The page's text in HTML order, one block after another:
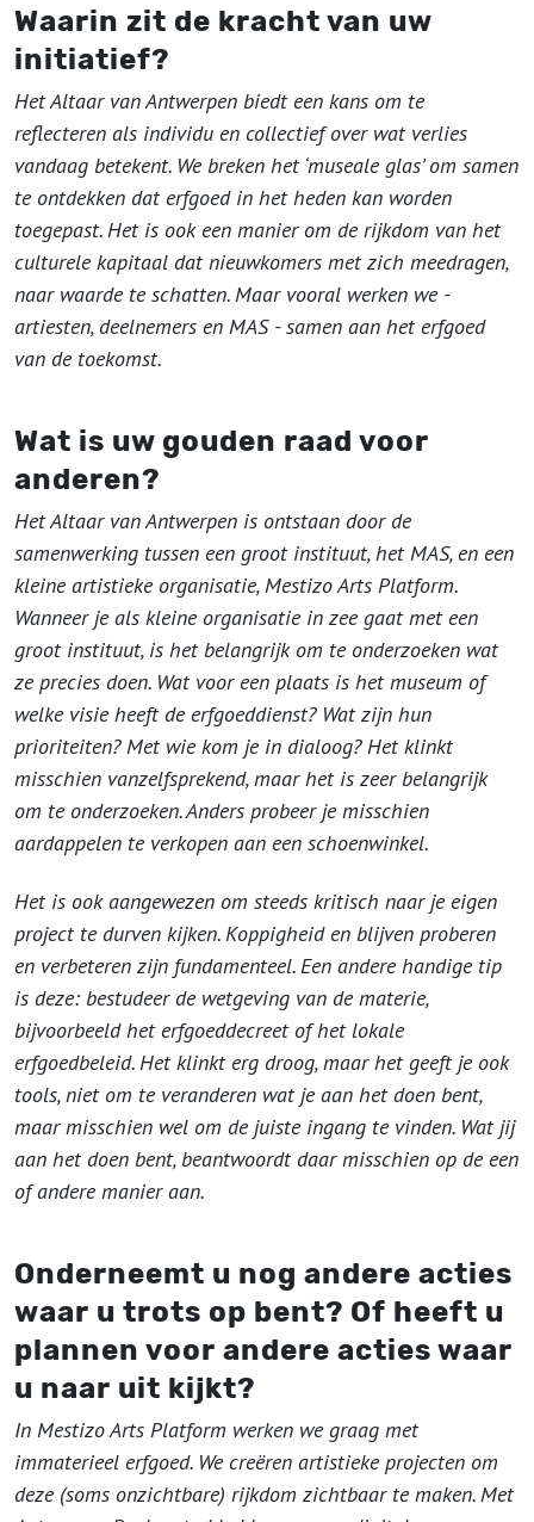
Waarin zit de kracht van uw
initiatief?
Het Altaar van Antwerpen biedt een kans om te
reflecteren als individu en collectief over wat verlies
vandaag betekent. We breken het ‘museale glas’ om samen
te ontdekken dat erfgoed in het heden kan worden
toegepast. Het is ook een manier om de rijkdom van het
culturele kapitaal dat nieuwkomers met zich meedragen,
naar waarde te schatten. Maar vooral werken we -
artiesten, deelnemers en MAS - samen aan het erfgoed
van de toekomst.
Wat is uw gouden raad voor
anderen?
Het Altaar van Antwerpen is ontstaan door de
samenwerking tussen een groot instituut, het MAS, en een
kleine artistieke organisatie, Mestizo Arts Platform.
Wanneer je als kleine organisatie in zee gaat met een
groot instituut, is het belangrijk om te onderzoeken wat
ze precies doen. Wat voor een plaats is het museum of
welke visie heeft de erfgoeddienst? Wat zijn hun
prioriteiten? Met wie kom je in dialoog? Het klinkt
misschien vanzelfsprekend, maar het is zeer belangrijk
om te onderzoeken. Anders probeer je misschien
aardappelen te verkopen aan een schoenwinkel.
Het is ook aangewezen om steeds kritisch naar je eigen
project te durven kijken. Koppigheid en blijven proberen
en verbeteren zijn fundamenteel. Een andere handige tip
is deze: bestudeer de wetgeving van de materie,
bijvoorbeeld het erfgoeddecreet of het lokale
erfgoedbeleid. Het klinkt erg droog, maar het geeft je ook
tools, niet om te veranderen wat je aan het doen bent,
maar misschien wel om de juiste ingang te vinden. Wat jij
aan het doen bent, beantwoordt daar misschien op de een
of andere manier aan.
Onderneemt u nog andere acties
waar u trots op bent? Of heeft u
plannen voor andere acties waar
u naar uit kijkt?
In Mestizo Arts Platform werken we graag met
immaterieel erfgoed. We creëren artistieke projecten om
deze (soms onzichtbare) rijkdom zichtbaar te maken. Met